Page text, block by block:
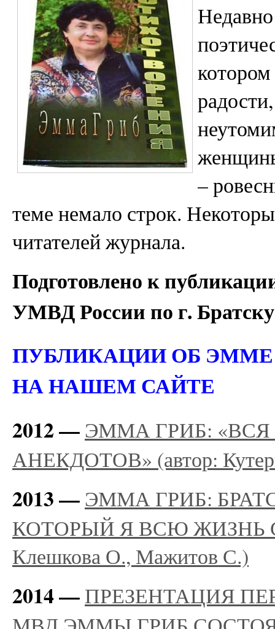
–
теме немало строк.
читателей журнала.
Подготовлено к
УМВД России по г.
ПУБЛИКАЦИИ ОБ
НА НАШЕМ САЙТЕ
2012 — ЭММА ГРИБ:
АНЕКДОТОВ» (автор:
2013 — ЭММА ГРИБ:
КОТОРЫЙ Я ВСЮ ЖИЗНЬ
Клешкова О., Мажитов С.)
2014 —ПРЕЗЕНТАЦИЯ